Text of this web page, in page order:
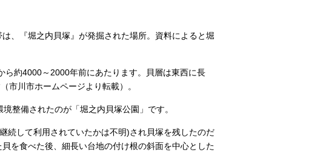
、『堀之内貝塚』が発掘された場所。資料によると堀
ら約4000～2000年前にあたります。貝層は東西に長
市川市ホームページより転載）。
整備されたのが「堀之内貝塚公園」です。
続して利用されていたかは不明)され貝塚を残したのだ
を食べた後、細長い台地の付け根の斜面を中心とした